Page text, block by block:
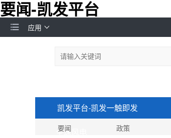
要闻-凯发平台
应用
凯发平台-凯发一触即发
全球风电
要闻 政策